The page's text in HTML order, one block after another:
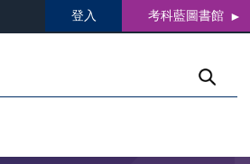
登入 考科藍圖書館